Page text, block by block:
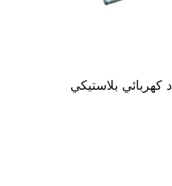
بلاستيكي